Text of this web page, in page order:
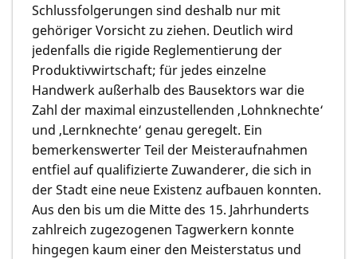
Schlussfolgerungen sind deshalb nur mit
gehöriger Vorsicht zu ziehen. Deutlich wird
jedenfalls die rigide Reglementierung der
Produktivwirtschaft; für jedes einzelne
Handwerk außerhalb des Bausektors war die
Zahl der maximal einzustellenden ‚Lohnknechte‘
und ‚Lernknechte‘ genau geregelt. Ein
bemerkenswerter Teil der Meisteraufnahmen
entfiel auf qualifizierte Zuwanderer, die sich in
der Stadt eine neue Existenz aufbauen konnten.
Aus den bis um die Mitte des 15. Jahrhunderts
zahlreich zugezogenen Tagwerkern konnte
hingegen kaum einer den Meisterstatus und